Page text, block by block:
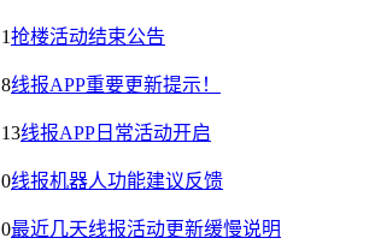
1抢楼活动结束公告
8线报APP重要更新提示！
13线报APP日常活动开启
0线报机器人功能建议反馈
0最近几天线报活动更新缓慢说明